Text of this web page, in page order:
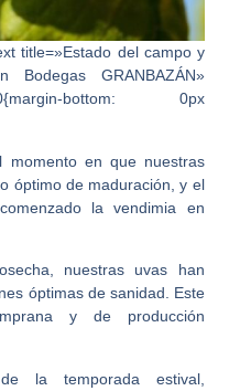
title=»Estado del campo y
GRANBAZÁN»
bottom: 0px
momento en que nuestras
óptimo de maduración, y el
la vendimia en
nuestras uvas han
óptimas de sanidad . Este
y de producción
la temporada estival,